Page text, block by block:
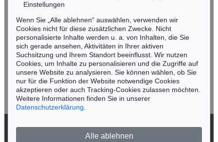
Keine Auktion mehr verpassen!
Wir informieren Sie rechtzeitig.
Jetzt zum Newsletter anmelden >
Einstellungen
Wenn Sie „Alle ablehnen“ auswählen, verwenden wir
Cookies nicht für diese zusätzlichen Zwecke. Nicht
personalisierte Inhalte werden u. a. von Inhalten, die Sie
sich gerade ansehen, Aktivitäten in Ihrer aktiven
Suchsitzung und Ihrem Standort beeinflusst. Wir nutzen
Cookies, um Inhalte zu personalisieren und die Zugriffe auf
unsere Website zu analysieren. Sie können wählen, ob Sie
nur für die Funktion der Website notwendige Cookies
akzeptieren oder auch Tracking-Cookies zulassen möchten.
Weitere Informationen finden Sie in unserer
Datenschutzerklärung
Alle ablehnen